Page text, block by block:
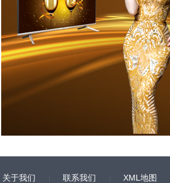
关于我们 联系我们 XML地图